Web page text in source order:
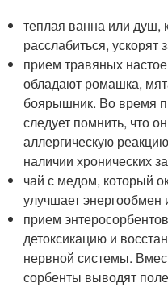
теплая ванна или душ,
расслабиться, ускорят
прием травяных
обладают ромашка,
боярышник. Во время
следует помнить, что
аллергическую
наличии хронических
чай с медом, который
улучшает энергообмен
прием
детоксикацию и
нервной системы.
сорбенты выводят